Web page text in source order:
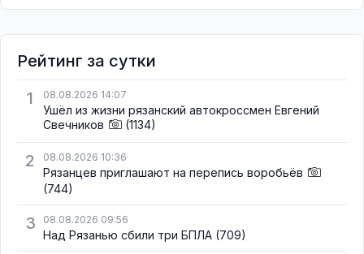
Рейтинг за сутки
1
08.08.2026 14:07
Ушёл из жизни рязанский автокроссмен Евгений
Свечников
(1134)
2 08.08.2026 10:36
Рязанцев приглашают на перепись воробьёв
(744)
3 08.08.2026 09:56
Над Рязанью сбили три БПЛА (709)